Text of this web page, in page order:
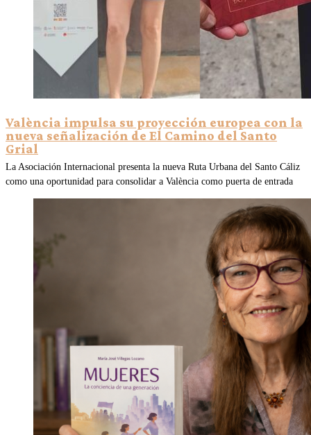
València impulsa su proyección europea con la
nueva señalización de El Camino del Santo
Grial
La Asociación Internacional presenta la nueva Ruta Urbana del Santo Cáliz
como una oportunidad para consolidar a València como puerta de entrada